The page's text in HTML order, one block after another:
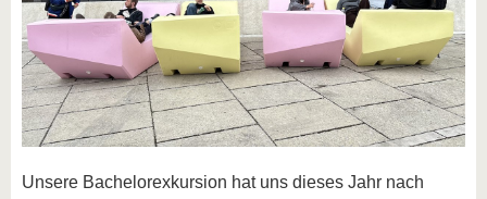
Unsere Bachelorexkursion hat uns dieses Jahr nach